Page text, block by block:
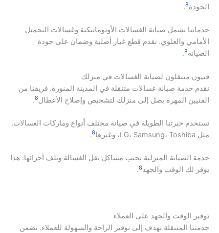
الجودة8
.
خدماتنا تشمل صيانة الغسالات الأوتوماتيكية وغسالات التحميل
الأمامي والعلوي. نقدم قطع غيار أصلية وضمان على جودة
الصيانة8
.
فنيون متنقلون لصيانة الغسالات في منزلك
نقدم خدمة صيانة غسالات متنقلة في المدينة المنورة. فريقنا من
الفنيين المهرة يصل إلى منزلك لتشخيص وإصلاح الأعطال8
.
نستخدم خبرتنا الطويلة في صيانة مختلف أنواع وماركات الغسالات.
مثل LG، Samsung، Toshiba، وغيرها
8
.
خدمة الصيانة المنزلية تجنب مشاكل نقل الغسالة وتلف أجزائها. هذا
يوفر لك الوقت والجهد8
.
توفير الوقت والجهد على العملاء
خدمتنا المتنقلة تهدف إلى توفير الراحة والسهولة للعملاء. نضمن